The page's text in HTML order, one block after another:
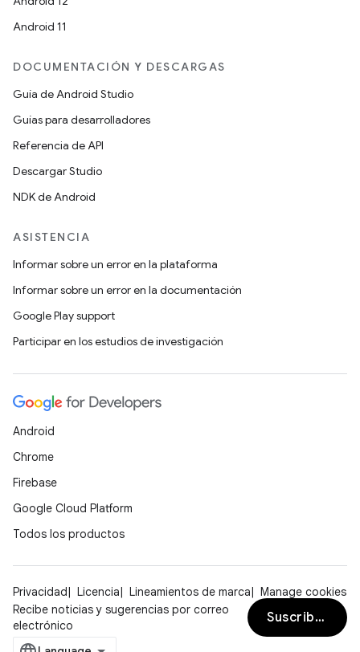
Android 11
DOCUMENTACIÓN Y DESCARGAS
Guía de Android Studio
Guías para desarrolladores
Referencia de API
Descargar Studio
NDK de Android
ASISTENCIA
Informar sobre un error en la plataforma
Informar sobre un error en la documentación
Google Play support
Participar en los estudios de investigación
Android
Chrome
Firebase
Google Cloud Platform
Todos los productos
Privacidad Licencia Lineamientos de marca
Manage cookies
Recibe noticias y sugerencias por correo
electrónico
Suscribirse